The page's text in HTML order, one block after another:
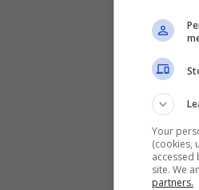
Your
(cookies,
accessed
site. We
partners.